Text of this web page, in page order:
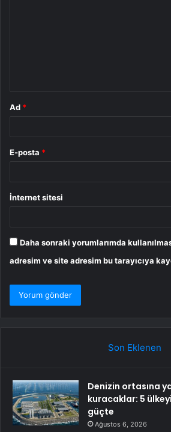
Ad *
E-posta *
İnternet sitesi
Daha sonraki yorumlarımda
adresim ve site adresim bu tarayıcıya
Son Eklenen
Denizin ortasına
kuracaklar: 5
güçte
Ağustos 6, 2026